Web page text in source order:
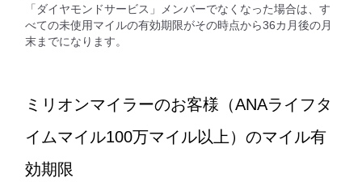
「ダイヤモンドサービス」メンバーでなくなった場合は、す
べての未使用マイルの有効期限がその時点から36カ月後の月
末までになります。
ミリオンマイラーのお客様（ANAライフタ
イムマイル100万マイル以上）のマイル有
効期限